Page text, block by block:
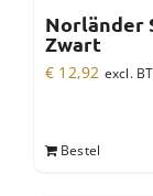
Norländer
Zwart
€ 12,92 excl.
Bestel